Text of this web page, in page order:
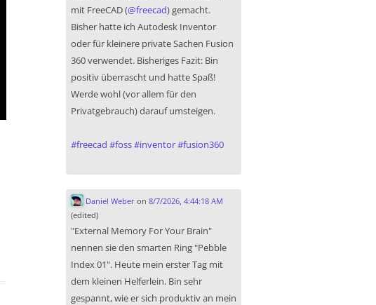
mit FreeCAD (@freecad) gemacht.
Bisher hatte ich Autodesk Inventor
oder für kleinere private Sachen Fusion
360 verwendet. Bisheriges Fazit: Bin
positiv überrascht und hatte Spaß!
Werde wohl (vor allem für den
Privatgebrauch) darauf umsteigen.
#freecad #foss#inventor#fusion360
Daniel Weberon 8/7/2026, 4:44:18 AM
(edited)
"External Memory For Your Brain"
nennen sie den smarten Ring "Pebble
Index 01". Heute mein erster Tag mit
dem kleinen Helferlein. Bin sehr
gespannt, wie er sich produktiv an mein